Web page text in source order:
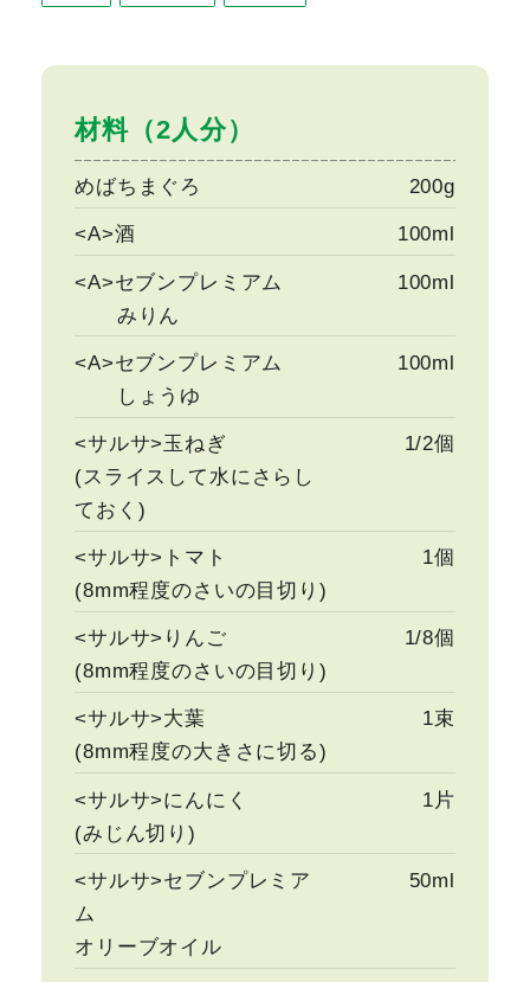
材料（2人分）
めばちまぐろ 200g
<A>酒 100ml
<A>セブンプレミアム
みりん
100ml
<A>セブンプレミアム
しょうゆ
100ml
<サルサ>玉ねぎ
(スライスして水にさらし
ておく)
1/2個
<サルサ>トマト
(8mm程度のさいの目切り)
1個
<サルサ>りんご
(8mm程度のさいの目切り)
1/8個
<サルサ>大葉
(8mm程度の大きさに切る)
1束
<サルサ>にんにく
(みじん切り)
1片
<サルサ>セブンプレミア
ム
オリーブオイル
50ml